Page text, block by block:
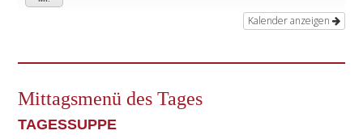
Kalender anzeigen
Mittagsmenü des Tages
TAGESSUPPE